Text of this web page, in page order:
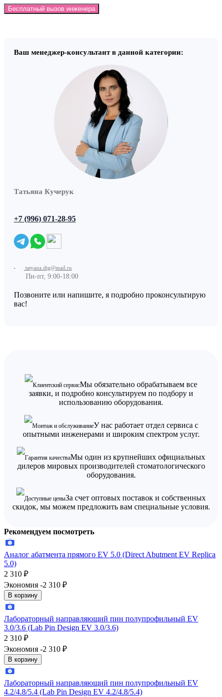
Бесплатный вызов инженера
Ваш менеджер-консультант в данной категории:
Татьяна Кучерук
+7 (996) 071-28-95
tatyana.dtg@mail.ru
Пн-пт, 9:00-18:00
Позвоните или напишите, я подробно проконсультирую
вас!
Клиентский сервисМы обязательно обрабатываем все
заявки, и подробно консультируем по подбору и
использованию оборудования.
Монтаж и обслуживаниеУ нас работает отдел сервиса с
опытными инженерами и широким спектром услуг.
Гарантия качестваМы один из крупнейших официальных
дилеров мировых производителей стоматологического
оборудования.
Доступные ценыЗа счет оптовых поставок и собственных
скидок, мы можем предложить вам специальные условия.
Рекомендуем посмотреть
Аналог абатмента прямого EV 5.0 (Direct Abutment EV Replica
5.0)
2 310 ₽
Экономия -2 310 ₽
В корзину
Лабораторный направляющий пин полупрофильный EV
3.0/3.6 (Lab Pin Design EV 3.0/3.6)
2 310 ₽
Экономия -2 310 ₽
В корзину
Лабораторный направляющий пин полупрофильный EV
4.2/4.8/5.4 (Lab Pin Design EV 4.2/4.8/5.4)